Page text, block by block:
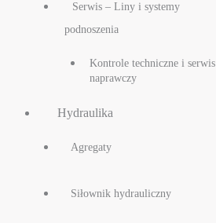
Serwis – Liny i systemy
podnoszenia
Kontrole techniczne i serwis
naprawczy
Hydraulika
Agregaty
Siłownik hydrauliczny